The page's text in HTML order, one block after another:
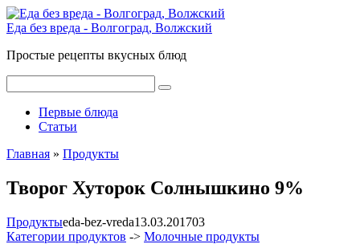
Перейти
к
Еда без вреда - Волгоград, Волжский
Простые рецепты вкусных блюд
Первые блюда
Статьи
Главная » Продукты
Творог Хуторок Солнышкино 9%
Продуктыeda-bez-vreda13.03.201703
Категории продуктов -> Молочные продукты